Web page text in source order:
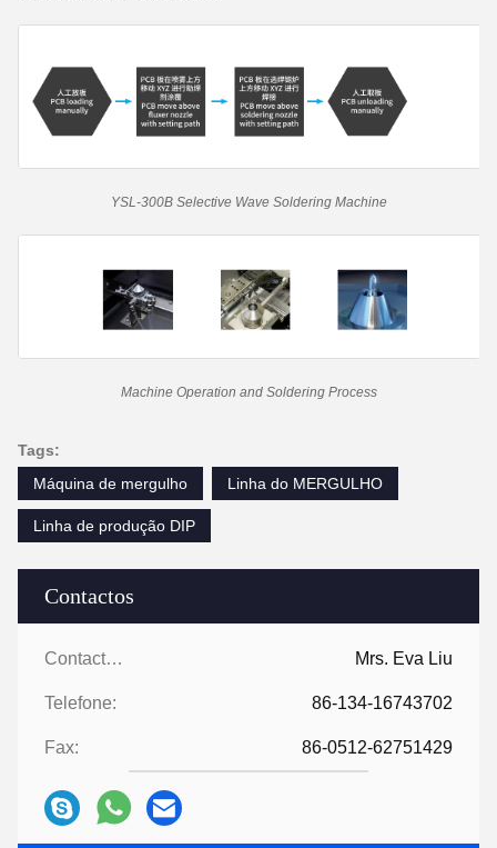
Contactos
Contactos: Mrs. Eva Liu
Telefone: 86-134-16743702
Fax: 86-0512-62751429
YSL-300B Selective Wave Soldering Machine
Machine Operation and Soldering Process
Tags:
Máquina de mergulho
Linha do MERGULHO
Linha de produção DIP